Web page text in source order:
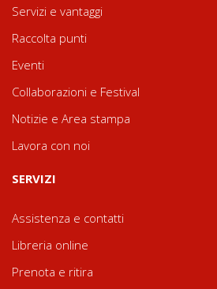
Servizi e vantaggi
Raccolta punti
Eventi
Collaborazioni e Festival
Notizie e Area stampa
Lavora con noi
SERVIZI
Assistenza e contatti
Libreria online
Prenota e ritira